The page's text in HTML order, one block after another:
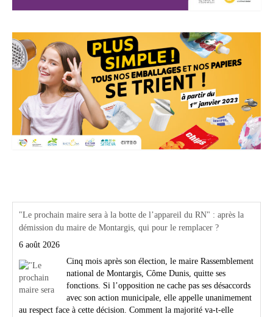
"Le prochain maire sera à la botte de l’appareil du RN" : après la
démission du maire de Montargis, qui pour le remplacer ?
6 août 2026
Cinq mois après son élection, le maire Rassemblement
national de Montargis, Côme Dunis, quitte ses
fonctions. Si l’opposition ne cache pas ses désaccords
avec son action municipale, elle appelle unanimement
au respect face à cette décision. Comment la majorité va-t-elle